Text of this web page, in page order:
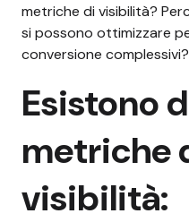
metriche di visibilità?
si possono ottimizzare
conversione complessivi?
Esistono
metriche
visibilità: